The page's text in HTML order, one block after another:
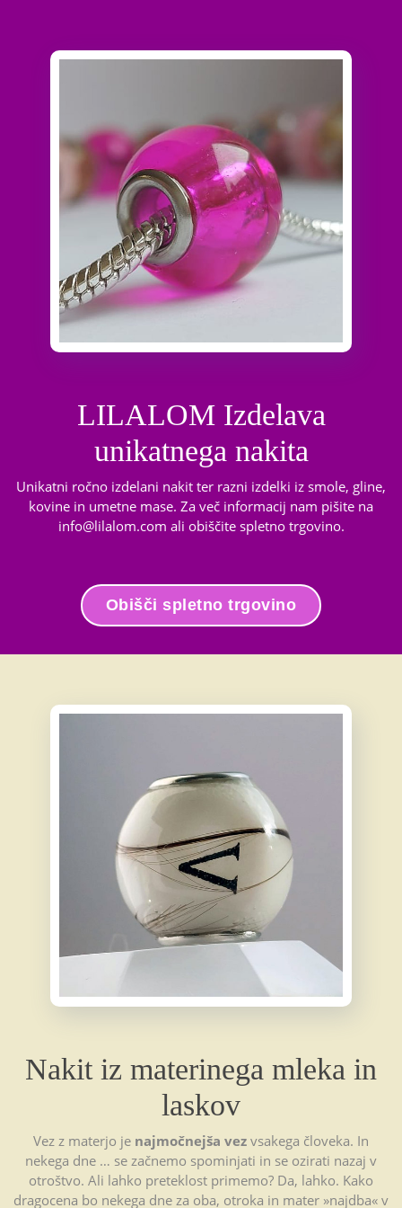
LILALOM Izdelava
unikatnega nakita
Unikatni ročno izdelani nakit ter razni izdelki iz smole, gline,
kovine in umetne mase. Za več informacij nam pišite na
info@lilalom.com ali obiščite spletno trgovino.
Obišči spletno trgovino
Nakit iz materinega mleka in
laskov
Vez z materjo je najmočnejša vez vsakega človeka. In
nekega dne … se začnemo spominjati in se ozirati nazaj v
otroštvo. Ali lahko preteklost primemo? Da, lahko. Kako
dragocena bo nekega dne za oba, otroka in mater »najdba« v